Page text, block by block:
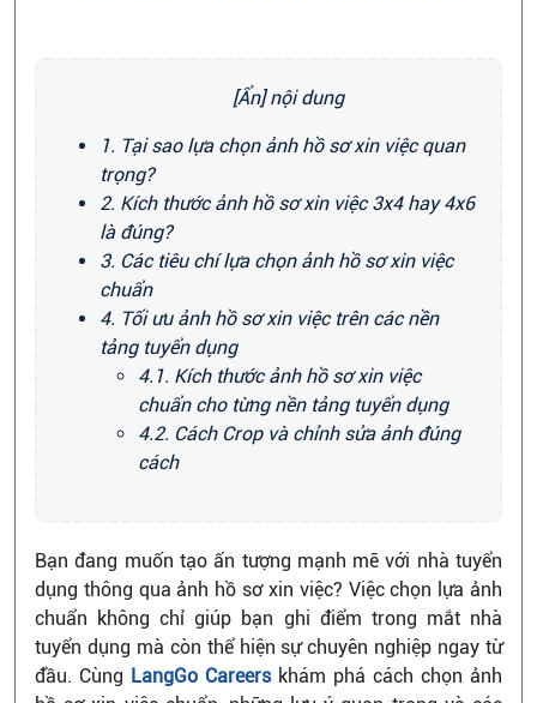
[Ẩn] nội dung
1. Tại sao lựa chọn ảnh hồ sơ xin việc quan
trọng?
2. Kích thước ảnh hồ sơ xin việc 3x4 hay 4x6
là đúng?
3. Các tiêu chí lựa chọn ảnh hồ sơ xin việc
chuẩn
4. Tối ưu ảnh hồ sơ xin việc trên các nền
tảng tuyển dụng
4.1. Kích thước ảnh hồ sơ xin việc
chuẩn cho từng nền tảng tuyển dụng
4.2. Cách Crop và chỉnh sửa ảnh đúng
cách
Bạn đang muốn tạo ấn tượng mạnh mẽ với nhà tuyển
dụng thông qua ảnh hồ sơ xin việc? Việc chọn lựa ảnh
chuẩn không chỉ giúp bạn ghi điểm trong mắt nhà
tuyển dụng mà còn thể hiện sự chuyên nghiệp ngay từ
đầu. Cùng LangGo Careers khám phá cách chọn ảnh